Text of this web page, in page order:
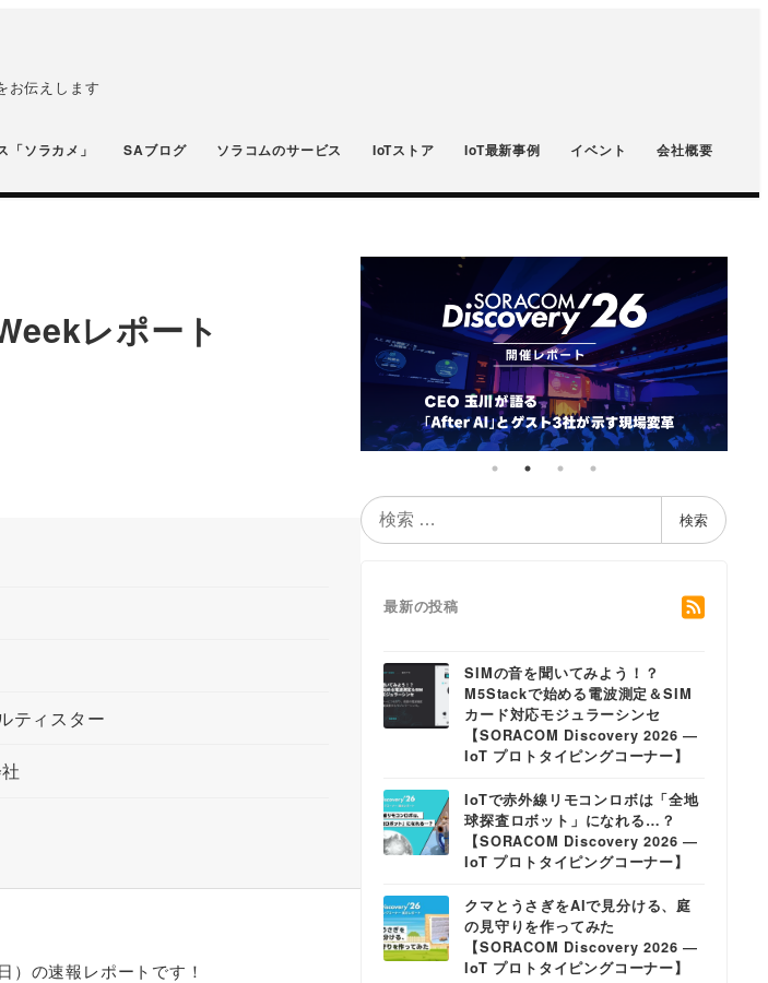
お伝えします
「ソラカメ」 SAブログ ソラコムのサービス IoTストア IoT最新事例 イベント 会社概要
レポート
ティスター
の速報レポートです！
検
索
検索
最新の投稿
SIMの音を聞いてみよう！？
M5Stackで始める電波測定＆SIM
カード対応モジュラーシンセ
【SORACOM Discovery 2026 ―
IoT プロトタイピングコーナー】
IoTで赤外線リモコンロボは「全地
球探査ロボット」になれる…？
【SORACOM Discovery 2026 ―
IoT プロトタイピングコーナー】
クマとうさぎをAIで見分ける、庭
の見守りを作ってみた
【SORACOM Discovery 2026 ―
IoT プロトタイピングコーナー】